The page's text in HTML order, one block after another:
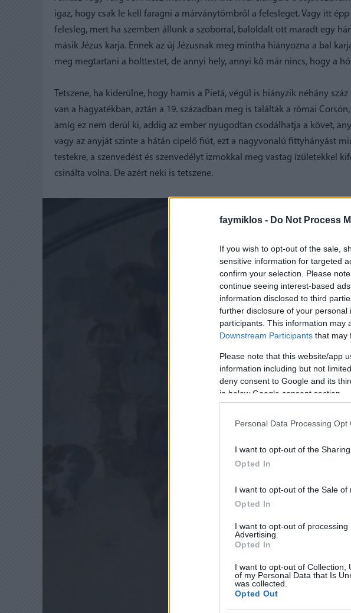
faymiklos - Do Not Process
If you wish to opt-out of the sale,
sensitive information for targeted
confirm your selection. Please
continue seeing interest-based
information disclosed to third
further disclosure of your personal
participants. This information may
Downstream Participants that may
Please note that this website/app
information including but not
deny consent to Google and its
in below Google consent section.
Personal Data Processing Opt
I want to opt-out of the
Opted In
I want to opt-out of the Sale of
Opted In
I want to opt-out of
Advertising.
Opted In
I want to opt-out of Collection,
of my Personal Data that Is
was collected.
Opted Out
igaz, hogy csak le kell faragni a márványtömbről a felesleget. Vagy itt
felesleg, mert ha szemben állunk a szoborral, baloldalt ott maradt egy
másik Jézus karja. Ennek az új Jézusnak meg mintha hiányozna a bal
meg megtartani a holttestet, de annyi hely, annyi kő már nincs, hogy a
Tetszene, ha kiderülne, hogy hamis a Pietá, végül is hiányzik néhány
van a hagyatékban, aztán a 19. században meg is találták a római
amíg ez nem derül ki, addig az ember nyugodtan csodálhatja a követ,
vagy az anyját szinte a hátán cipelő fiút, ezt a nagyvonalú fittyhányást
testekre, a szenvedést és szenvedélyt izmokkal meg vastag ízületekkel
csinálta volna. De azért neki is tetszene.